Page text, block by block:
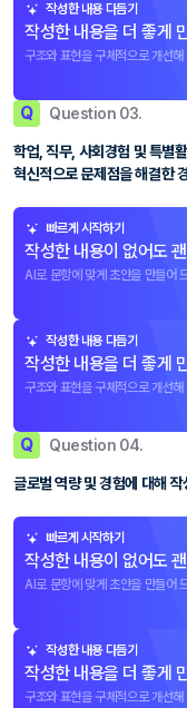
작성한 내용 다듬기
작성한 내용을 더 좋게
구조와 표현을 구체적으로 개선해
Q Question 03.
학업, 직무, 사회경험 및 특별
혁신적으로 문제점을 해결한
빠르게 시작하기
작성한 내용이 없어도
AI로 문항에 맞게 초안을 만들어
작성한 내용 다듬기
작성한 내용을 더 좋게
구조와 표현을 구체적으로 개선해
Q Question 04.
글로벌 역량 및 경험에 대해
빠르게 시작하기
작성한 내용이 없어도
AI로 문항에 맞게 초안을 만들어
작성한 내용 다듬기
작성한 내용을 더 좋게
구조와 표현을 구체적으로 개선해